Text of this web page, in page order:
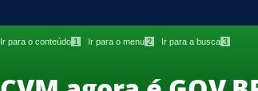
Ir para o conteúdo 1 Ir para o menu 2 Ir para a busca 3